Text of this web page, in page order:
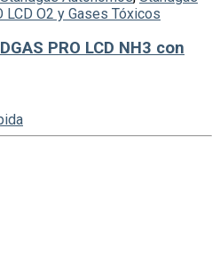
LCD O2 y Gases Tóxicos
PRO LCD NH3 con